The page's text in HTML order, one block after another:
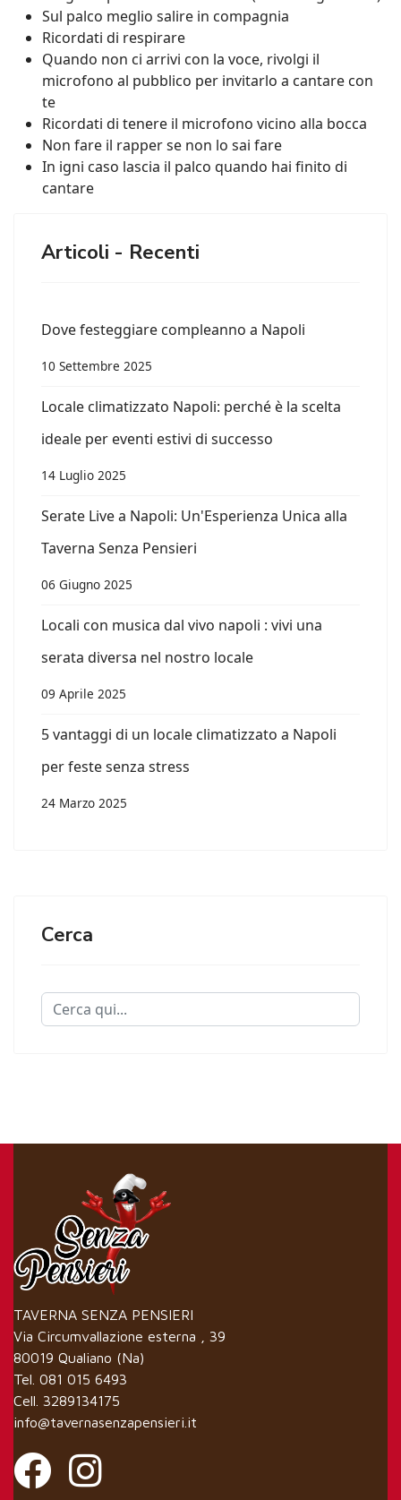
Sul palco meglio salire in compagnia
Ricordati di respirare
Quando non ci arrivi con la voce, rivolgi il
microfono al pubblico per invitarlo a cantare con
te
Ricordati di tenere il microfono vicino alla bocca
Non fare il rapper se non lo sai fare
In igni caso lascia il palco quando hai finito di
cantare
Articoli - Recenti
Dove festeggiare compleanno a Napoli
10 Settembre 2025
Locale climatizzato Napoli: perché è la scelta
ideale per eventi estivi di successo
14 Luglio 2025
Serate Live a Napoli: Un'Esperienza Unica alla
Taverna Senza Pensieri
06 Giugno 2025
Locali con musica dal vivo napoli : vivi una
serata diversa nel nostro locale
09 Aprile 2025
5 vantaggi di un locale climatizzato a Napoli
per feste senza stress
24 Marzo 2025
Cerca
Cerca...
TAVERNA SENZA PENSIERI
Via Circumvallazione esterna , 39
80019 Qualiano (Na)
Tel. 081 015 6493
Cell. 3289134175
info@tavernasenzapensieri.it